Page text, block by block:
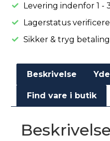
Levering indenfor 1 -
Lagerstatus
Sikker & tryg betaling
Beskrivelse
Find vare i butik
Beskrivelse